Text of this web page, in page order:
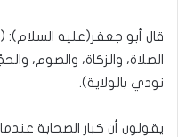
قال أبو جعفر(عليه
الصلاة، والزكاة، والصوم،
نودي بالولاية).
يقولون أن كبار الصحابة